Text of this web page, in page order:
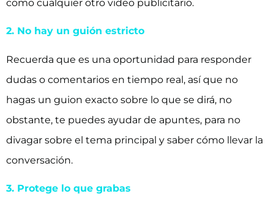
como cualquier otro video publicitario.
2. No hay un guión estricto
Recuerda que es una oportunidad para responder
dudas o comentarios en tiempo real, así que no
hagas un guion exacto sobre lo que se dirá, no
obstante, te puedes ayudar de apuntes, para no
divagar sobre el tema principal y saber cómo llevar la
conversación.
3. Protege lo que grabas